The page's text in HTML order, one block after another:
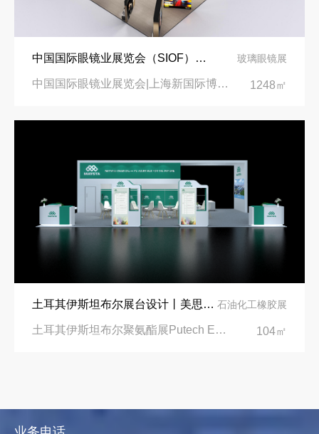
中国国际眼镜业展览会（SIOF）‌展台设计搭建-眼镜业巨头依视路陆逊梯卡 玻璃眼镜展
中国国际眼镜业展览会|上海新国际博览中心‌ 1248㎡
土耳其伊斯坦布尔展台设计丨美思德创新产品，打造聚氨酯行业标杆 石油化工橡胶展
土耳其伊斯坦布尔聚氨酯展Putech Eurasia|土耳其国际会展中心 104㎡